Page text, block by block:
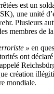
est un
une unité
Plusieurs
membres de
» en
ont
création
mondiale.